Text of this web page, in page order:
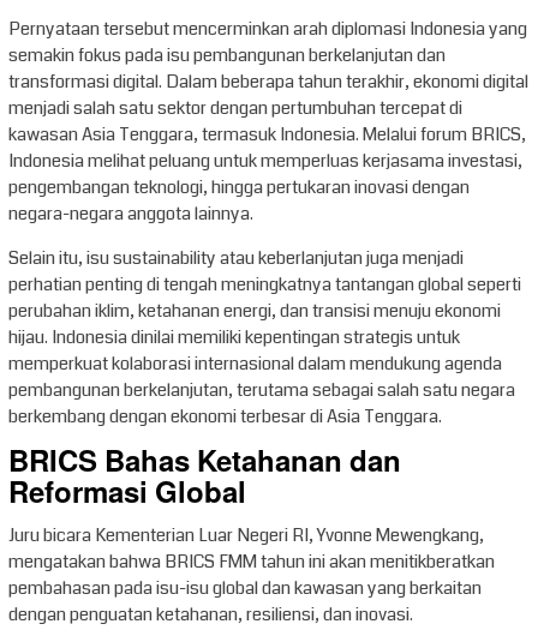
Pernyataan tersebut mencerminkan arah diplomasi Indonesia yang
semakin fokus pada isu pembangunan berkelanjutan dan
transformasi digital. Dalam beberapa tahun terakhir, ekonomi digital
menjadi salah satu sektor dengan pertumbuhan tercepat di
kawasan Asia Tenggara, termasuk Indonesia. Melalui forum BRICS,
Indonesia melihat peluang untuk memperluas kerjasama investasi,
pengembangan teknologi, hingga pertukaran inovasi dengan
negara-negara anggota lainnya.
Selain itu, isu sustainability atau keberlanjutan juga menjadi
perhatian penting di tengah meningkatnya tantangan global seperti
perubahan iklim, ketahanan energi, dan transisi menuju ekonomi
hijau. Indonesia dinilai memiliki kepentingan strategis untuk
memperkuat kolaborasi internasional dalam mendukung agenda
pembangunan berkelanjutan, terutama sebagai salah satu negara
berkembang dengan ekonomi terbesar di Asia Tenggara.
BRICS Bahas Ketahanan dan
Reformasi Global
Juru bicara Kementerian Luar Negeri RI, Yvonne Mewengkang,
mengatakan bahwa BRICS FMM tahun ini akan menitikberatkan
pembahasan pada isu-isu global dan kawasan yang berkaitan
dengan penguatan ketahanan, resiliensi, dan inovasi.